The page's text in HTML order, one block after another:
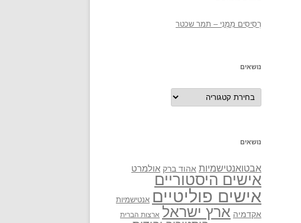
רְסִיסִים מִמֶנִי – תמר שכטר
נושאים
נושאים
נושאים
אבטואנטישמיות אהוד ברק אולמרט
אישים היסטוריים
אישים פוליטיים אנטישמיות
אקדמיה ארץ ישראל ארצות הברית